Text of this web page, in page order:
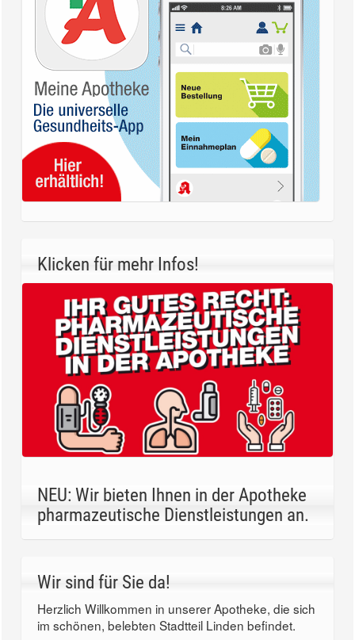
Klicken für mehr Infos!
NEU: Wir bieten Ihnen in der Apotheke
pharmazeutische Dienstleistungen an.
Wir sind für Sie da!
Herzlich Willkommen in unserer Apotheke, die sich
im schönen, belebten Stadtteil Linden befindet.